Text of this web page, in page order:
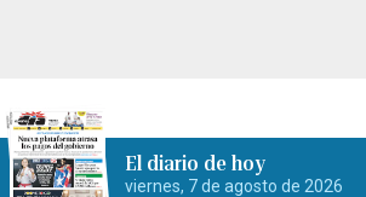
El diario de hoy
viernes, 7 de agosto de 2026